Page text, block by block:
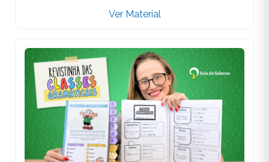
Ver Material